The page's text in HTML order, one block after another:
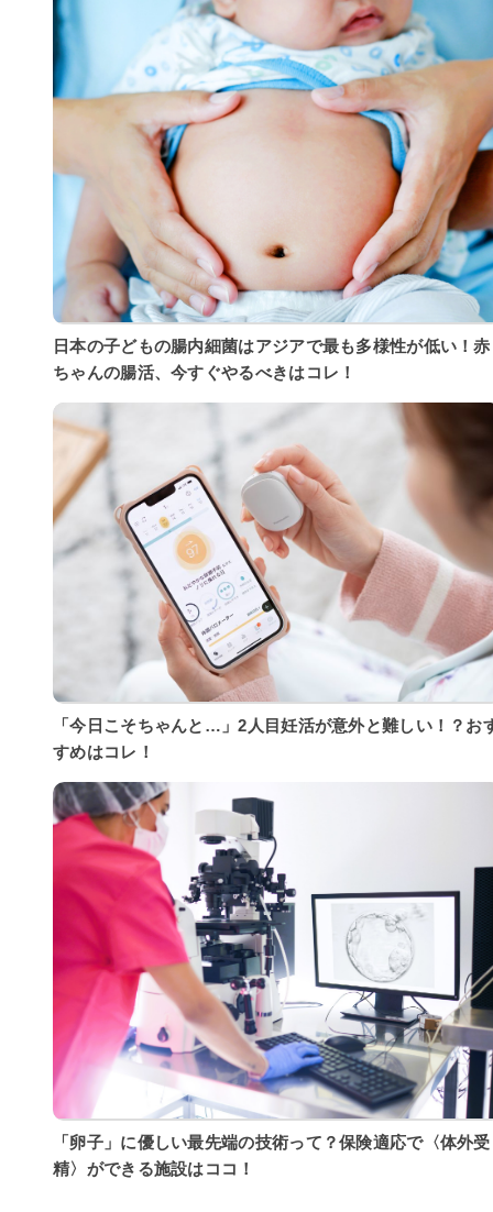
日本の子どもの腸内細菌はアジアで最も多様性が低い！赤
ちゃんの腸活、今すぐやるべきはコレ！
「今日こそちゃんと…」2人目妊活が意外と難しい！？お
すめはコレ！
「卵子」に優しい最先端の技術って？保険適応で〈体外受
精〉ができる施設はココ！